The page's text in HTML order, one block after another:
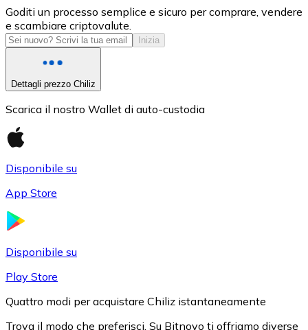
USD Coin
USDC
Goditi un processo semplice e sicuro per comprare, vendere
e scambiare criptovalute.
Inizia
Dettagli prezzo Chiliz
Scarica il nostro Wallet di auto-custodia
Disponibile su
App Store
Disponibile su
Play Store
Quattro modi per acquistare Chiliz istantaneamente
Trova il modo che preferisci. Su Bitnovo ti offriamo diverse